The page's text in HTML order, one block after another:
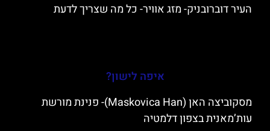
העיר דוברובניק- מזג אוויר- כל מה שצריך לדעת
איפה לישון?
מסקוביצה האן (Maskovica Han)- פנינת מורשת
עות’מאנית בצפון דלמטיה